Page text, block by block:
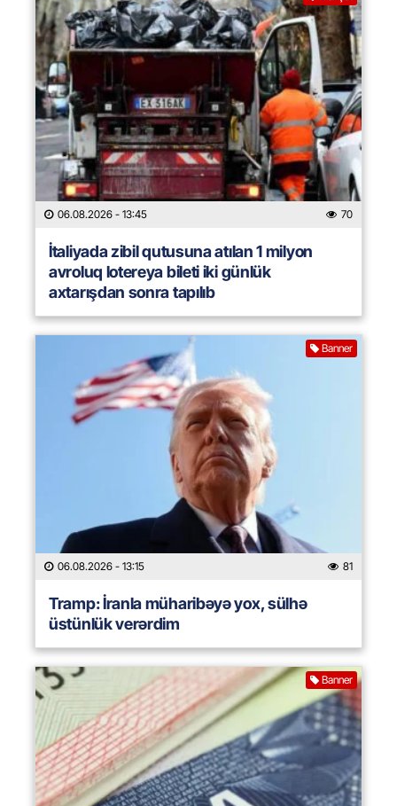
06.08.2026 - 13:45 70
İtaliyada zibil qutusuna atılan 1 milyon
avroluq lotereya bileti iki günlük
axtarışdan sonra tapılıb
Banner
06.08.2026 - 13:15 81
Tramp: İranla müharibəyə yox, sülhə
üstünlük verərdim
Banner